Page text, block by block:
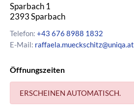
Sparbach 1
2393Sparbach
Telefon: +43 676 8988 1832
E-Mail: raffaela.mueckschitz@uniqa.at
Öffnungszeiten
ERSCHEINEN AUTOMATISCH.